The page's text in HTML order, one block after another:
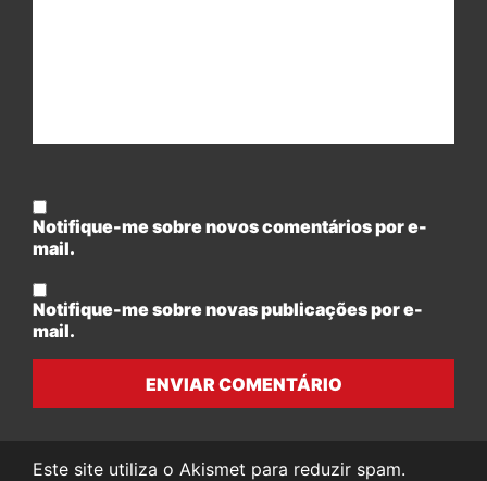
Notifique-me sobre novos comentários por e-
mail.
Notifique-me sobre novas publicações por e-
mail.
ENVIAR COMENTÁRIO
Este site utiliza o Akismet para reduzir spam.